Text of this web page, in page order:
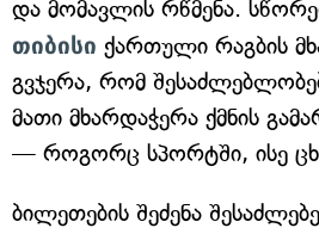
და მომავლის რწმენა.
თიბისი ქართული რაგბის
გვჯერა, რომ
მათი მხარდაჭერა ქმნის
— როგორც სპორტში, ისე
ბილეთების შეძენა